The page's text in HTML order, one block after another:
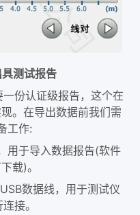
测试报告
份认证级报告，这个在
。在导出数据前我们需
工作:
用于导入数据报告(软件
载)。
数据线，用于测试仪
接。